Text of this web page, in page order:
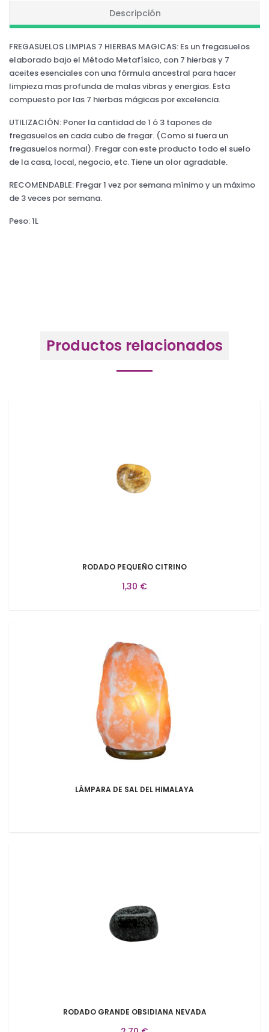
Descripción
FREGASUELOS LIMPIAS 7 HIERBAS MAGICAS: Es un fregasuelos
elaborado bajo el Método Metafísico, con 7 hierbas y 7
aceites esenciales con una fórmula ancestral para hacer
limpieza mas profunda de malas vibras y energias. Esta
compuesto por las 7 hierbas mágicas por excelencia.
UTILIZACIÓN: Poner la cantidad de 1 ó 3 tapones de
fregasuelos en cada cubo de fregar. (Como si fuera un
fregasuelos normal). Fregar con este producto todo el suelo
de la casa, local, negocio, etc. Tiene un olor agradable.
RECOMENDABLE: Fregar 1 vez por semana mínimo y un máximo
de 3 veces por semana.
Peso: 1L
Productos relacionados
RODADO PEQUEÑO CITRINO
1,30 €
LÁMPARA DE SAL DEL HIMALAYA
RODADO GRANDE OBSIDIANA NEVADA